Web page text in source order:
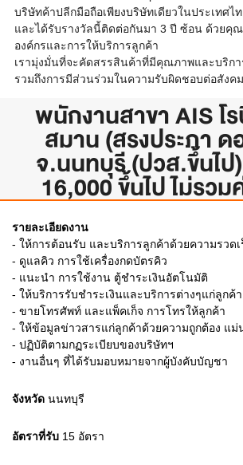
บริษัทค้าปลีกมือถือเพียงบริษัทเดียวในประเทศไ
และได้รับรางวัลนี้ติดต่อกันมา 3 ปี ซ้อน ด้วยคุ
องค์กรและการให้บริการลูกค้า
เรามุ่งมั่นที่จะคัดสรรสินค้าที่มีคุณภาพและบริก
รวมถึงการมีส่วนร่วมในความรับผิดชอบต่อสังคม
พนักงานสาขา AIS โ
สมาน (สรงประภา ด
จ.นนทบุรี (ปวส.ขึ้นไป
16,000 ขึ้นไป ไม่รว
รายละเอียดงาน
- ให้การต้อนรับ และบริการลูกค้าด้วยความรวด
- ดูแลคิว การใช้เครื่องกดบัตรคิว
- แนะนำ การใช้งาน ตู้ชำระเงินอัตโนมัติ
- ให้บริการรับชำระเงินและบริการต่างๆแก่ลูกค้า
- ขายโทรศัพท์ และแพ็คเก็จ การโทรให้ลูกค้า
- ให้ข้อมูลข่าวสารแก่ลูกค้าด้วยความถูกต้อง แม่
- ปฏิบัติตามกฏระเบียบของบริษัทฯ
- งานอื่นๆ ที่ได้รับมอบหมายจากผู้บังคับบัญชา
จังหวัด นนทบุรี
อัตราที่รับ 15 อัตรา